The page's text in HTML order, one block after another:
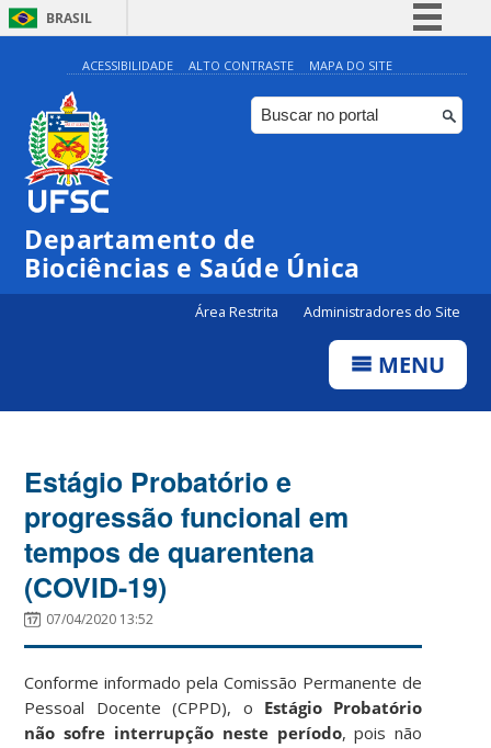
BRASIL
Simplifique!
Comunica BR
Participe
ACESSIBILIDADE ALTO CONTRASTE MAPA DO SITE
Departamento de
Biociências e Saúde Única
Área Restrita Administradores do Site
MENU
Estágio Probatório e
progressão funcional em
tempos de quarentena
(COVID-19)
07/04/2020 13:52
Conforme informado pela Comissão Permanente de
Pessoal Docente (CPPD), o Estágio Probatório
não sofre interrupção neste período, pois não